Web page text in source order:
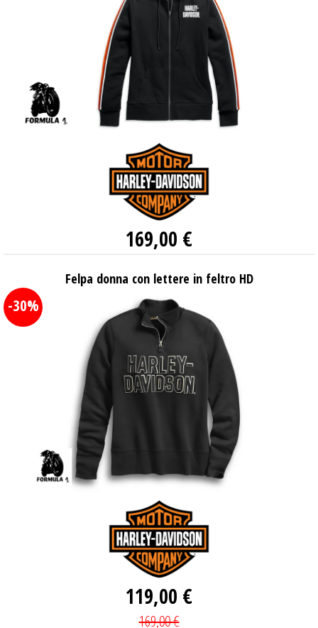
169,00 €
Felpa donna con lettere in feltro HD
-30%
119,00 €
169,00 €